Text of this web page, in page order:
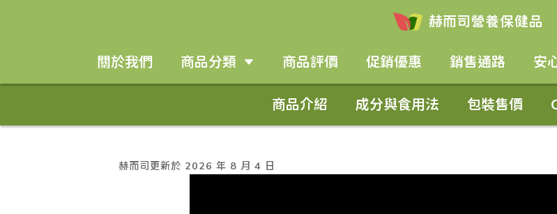
赫而司營養保健品
關於我們 商品分類 商品評價 促銷優惠 銷售通路 安
赫而司更新於 2026 年 8 月 4 日
商品介紹 成分與食用法 包裝售價